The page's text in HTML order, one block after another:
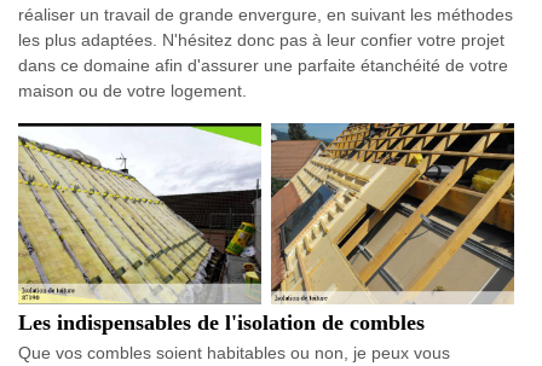
réaliser un travail de grande envergure, en suivant les méthodes
les plus adaptées. N'hésitez donc pas à leur confier votre projet
dans ce domaine afin d'assurer une parfaite étanchéité de votre
maison ou de votre logement.
Les indispensables de l'isolation de combles
Que vos combles soient habitables ou non, je peux vous